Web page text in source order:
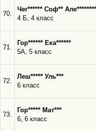
70.
Чег****** Соф**
4 Б, 4 класс
71.
Гор****** Ека******
5А, 5 класс
72.
Леш***** Уль***
6 класс
73.
Гор***** Мат***
6, 6 класс